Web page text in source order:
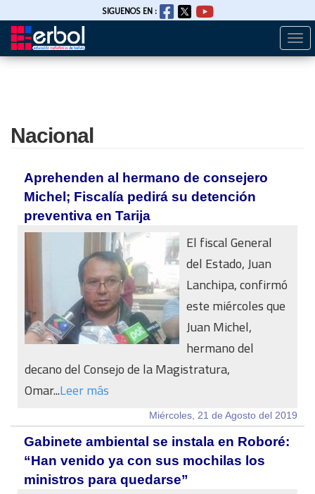
Pasar
SIGUENOS EN :
Nacional
Aprehenden al hermano de consejero
Michel; Fiscalía pedirá su detención
preventiva en Tarija
El fiscal General
del Estado, Juan
Lanchipa, confirmó
este miércoles que
Juan Michel,
hermano del
decano del Consejo de la Magistratura,
Omar...Leer más
Miércoles, 21 de Agosto del 2019
Gabinete ambiental se instala en Roboré:
“Han venido ya con sus mochilas los
ministros para quedarse”